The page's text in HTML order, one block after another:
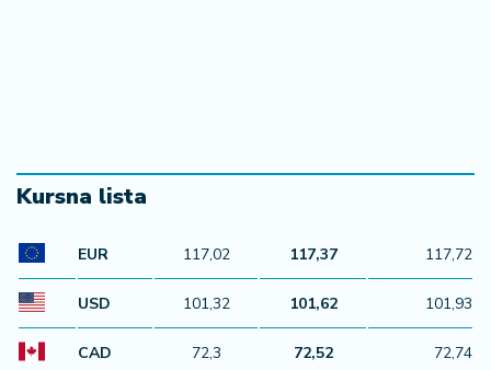
Kursna lista
EUR 117,02 117,37 117,72
USD 101,32 101,62 101,93
CAD 72,3 72,52 72,74